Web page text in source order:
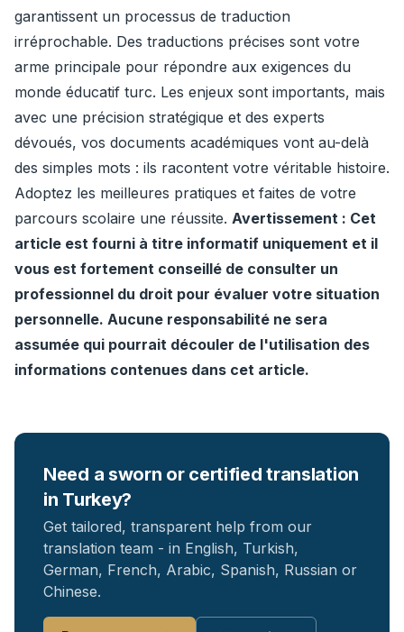
garantissent un processus de traduction
irréprochable. Des traductions précises sont votre
arme principale pour répondre aux exigences du
monde éducatif turc. Les enjeux sont importants, mais
avec une précision stratégique et des experts
dévoués, vos documents académiques vont au-delà
des simples mots : ils racontent votre véritable histoire.
Adoptez les meilleures pratiques et faites de votre
parcours scolaire une réussite. Avertissement : Cet
article est fourni à titre informatif uniquement et il
vous est fortement conseillé de consulter un
professionnel du droit pour évaluer votre situation
personnelle. Aucune responsabilité ne sera
assumée qui pourrait découler de l'utilisation des
informations contenues dans cet article.
Need a sworn or certified translation
in Turkey?
Get tailored, transparent help from our
translation team - in English, Turkish,
German, French, Arabic, Spanish, Russian or
Chinese.